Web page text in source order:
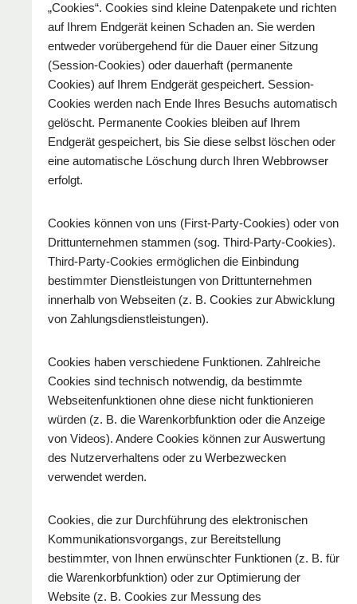
„Cookies“. Cookies sind kleine Datenpakete und richten
auf Ihrem Endgerät keinen Schaden an. Sie werden
entweder vorübergehend für die Dauer einer Sitzung
(Session-Cookies) oder dauerhaft (permanente
Cookies) auf Ihrem Endgerät gespeichert. Session-
Cookies werden nach Ende Ihres Besuchs automatisch
gelöscht. Permanente Cookies bleiben auf Ihrem
Endgerät gespeichert, bis Sie diese selbst löschen oder
eine automatische Löschung durch Ihren Webbrowser
erfolgt.
Cookies können von uns (First-Party-Cookies) oder von
Drittunternehmen stammen (sog. Third-Party-Cookies).
Third-Party-Cookies ermöglichen die Einbindung
bestimmter Dienstleistungen von Drittunternehmen
innerhalb von Webseiten (z. B. Cookies zur Abwicklung
von Zahlungsdienstleistungen).
Cookies haben verschiedene Funktionen. Zahlreiche
Cookies sind technisch notwendig, da bestimmte
Webseitenfunktionen ohne diese nicht funktionieren
würden (z. B. die Warenkorbfunktion oder die Anzeige
von Videos). Andere Cookies können zur Auswertung
des Nutzerverhaltens oder zu Werbezwecken
verwendet werden.
Cookies, die zur Durchführung des elektronischen
Kommunikationsvorgangs, zur Bereitstellung
bestimmter, von Ihnen erwünschter Funktionen (z. B. für
die Warenkorbfunktion) oder zur Optimierung der
Website (z. B. Cookies zur Messung des